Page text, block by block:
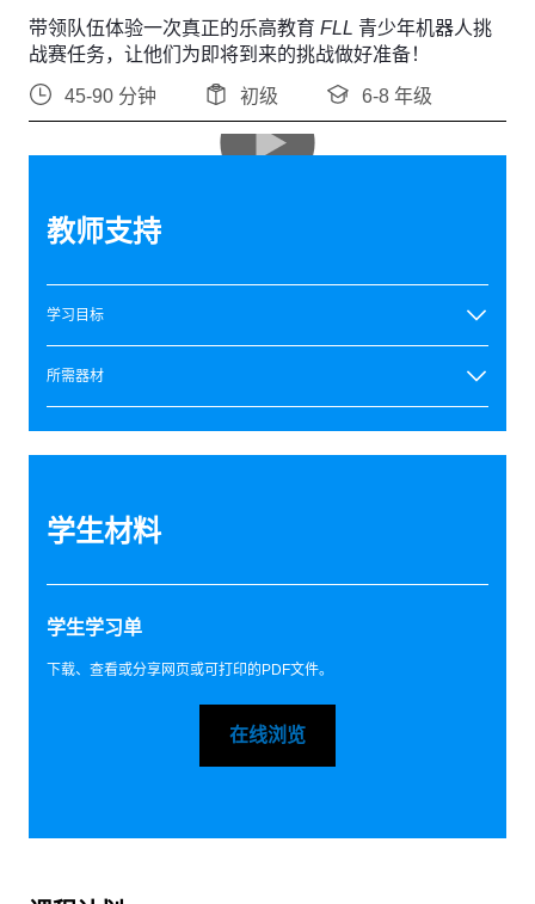
带领队伍体验一次真正的乐高教育 FLL 青少年机器人挑
战赛任务，让他们为即将到来的挑战做好准备！
45-90 分钟 初级 6-8 年级
教师支持
学习目标
所需器材
学生材料
学生学习单
下载、查看或分享网页或可打印的PDF文件。
在线浏览